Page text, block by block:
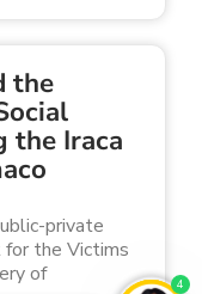
the
the Iraca
private
for the Victims
of
4